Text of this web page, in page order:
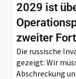
2029 ist
zweiter
Die russische
gezeigt: Wir
Abschreckung